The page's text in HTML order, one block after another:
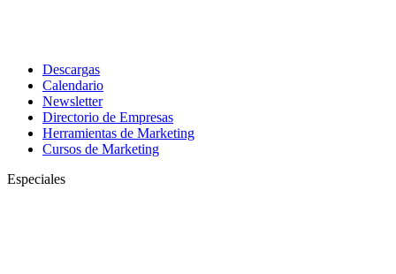
Descargas
Calendario
Newsletter
Directorio de Empresas
Herramientas de Marketing
Cursos de Marketing
Especiales